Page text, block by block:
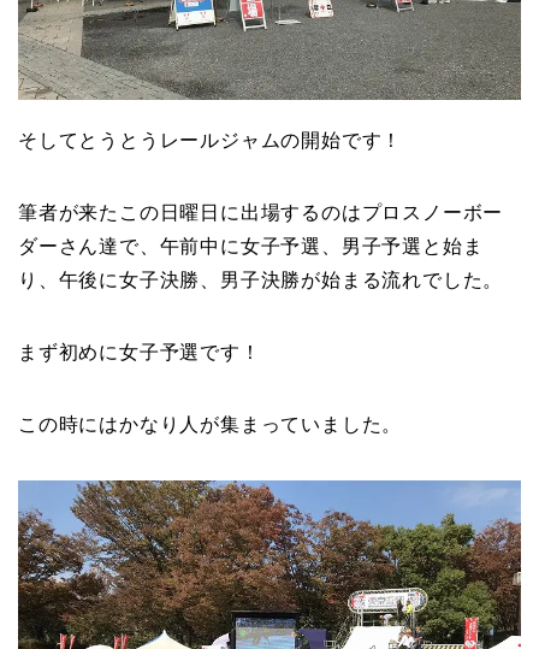
そしてとうとうレールジャムの開始です！
筆者が来たこの日曜日に出場するのはプロスノーボー
ダーさん達で、午前中に女子予選、男子予選と始ま
り、午後に女子決勝、男子決勝が始まる流れでした。
まず初めに女子予選です！
この時にはかなり人が集まっていました。